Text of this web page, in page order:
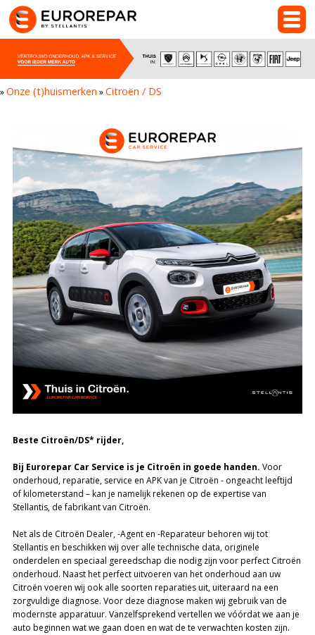
»Onze (t)huismerken »Citroën / DS
Beste Citroën/DS* rijder,
Bij Eurorepar Car Service is je Citroën in goede handen. Voor
onderhoud, reparatie, service en APK van je Citroën - ongeacht leeftijd
of kilometerstand – kan je namelijk rekenen op de expertise van
Stellantis, de fabrikant van Citroën.
Net als de Citroën Dealer, -Agent en -Reparateur behoren wij tot
Stellantis en beschikken wij over alle technische data, originele
onderdelen en speciaal gereedschap die nodig zijn voor perfect Citroën
onderhoud. Naast het perfect uitvoeren van het onderhoud aan uw
Citroën voeren wij ook alle soorten reparaties uit, uiteraard na een
zorgvuldige diagnose. Voor deze diagnose maken wij gebruik van de
modernste apparatuur. Vanzelfsprekend vertellen we vóórdat we aan je
auto beginnen wat we gaan doen en wat de te verwachten kosten zijn.